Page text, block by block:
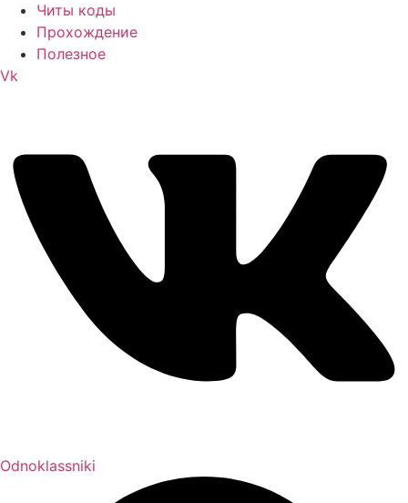
Читы коды
Прохождение
Полезное
Vk
Odnoklassniki